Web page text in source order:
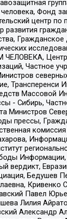
Фонд
центр по
развития
Гражданское
Центр
Частное
Трансперенси
Массовой
- Сибирь,
Министров
прессы,
вердикт,
Бедушев
Кривенко
Павел
Лилия
Александр